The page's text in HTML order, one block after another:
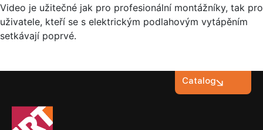
Video je užitečné jak pro profesionální montážníky, tak pro
uživatele, kteří se s elektrickým podlahovým vytápěním
setkávají poprvé.
Catalog